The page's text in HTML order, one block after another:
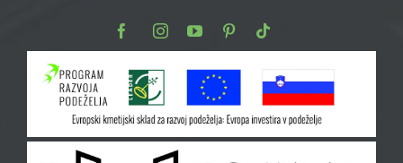
FacebookInstagram
YoutubePinterest